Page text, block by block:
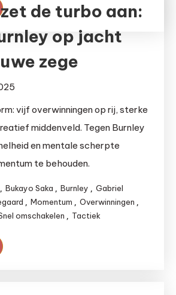
de turbo aan:
op jacht
zege
vijf overwinningen op rij, sterke
middenveld. Tegen Burnley
en mentale scherpte
te behouden.
, Bukayo Saka , Burnley , Gabriel
, Momentum , Overwinningen ,
omschakelen , Tactiek